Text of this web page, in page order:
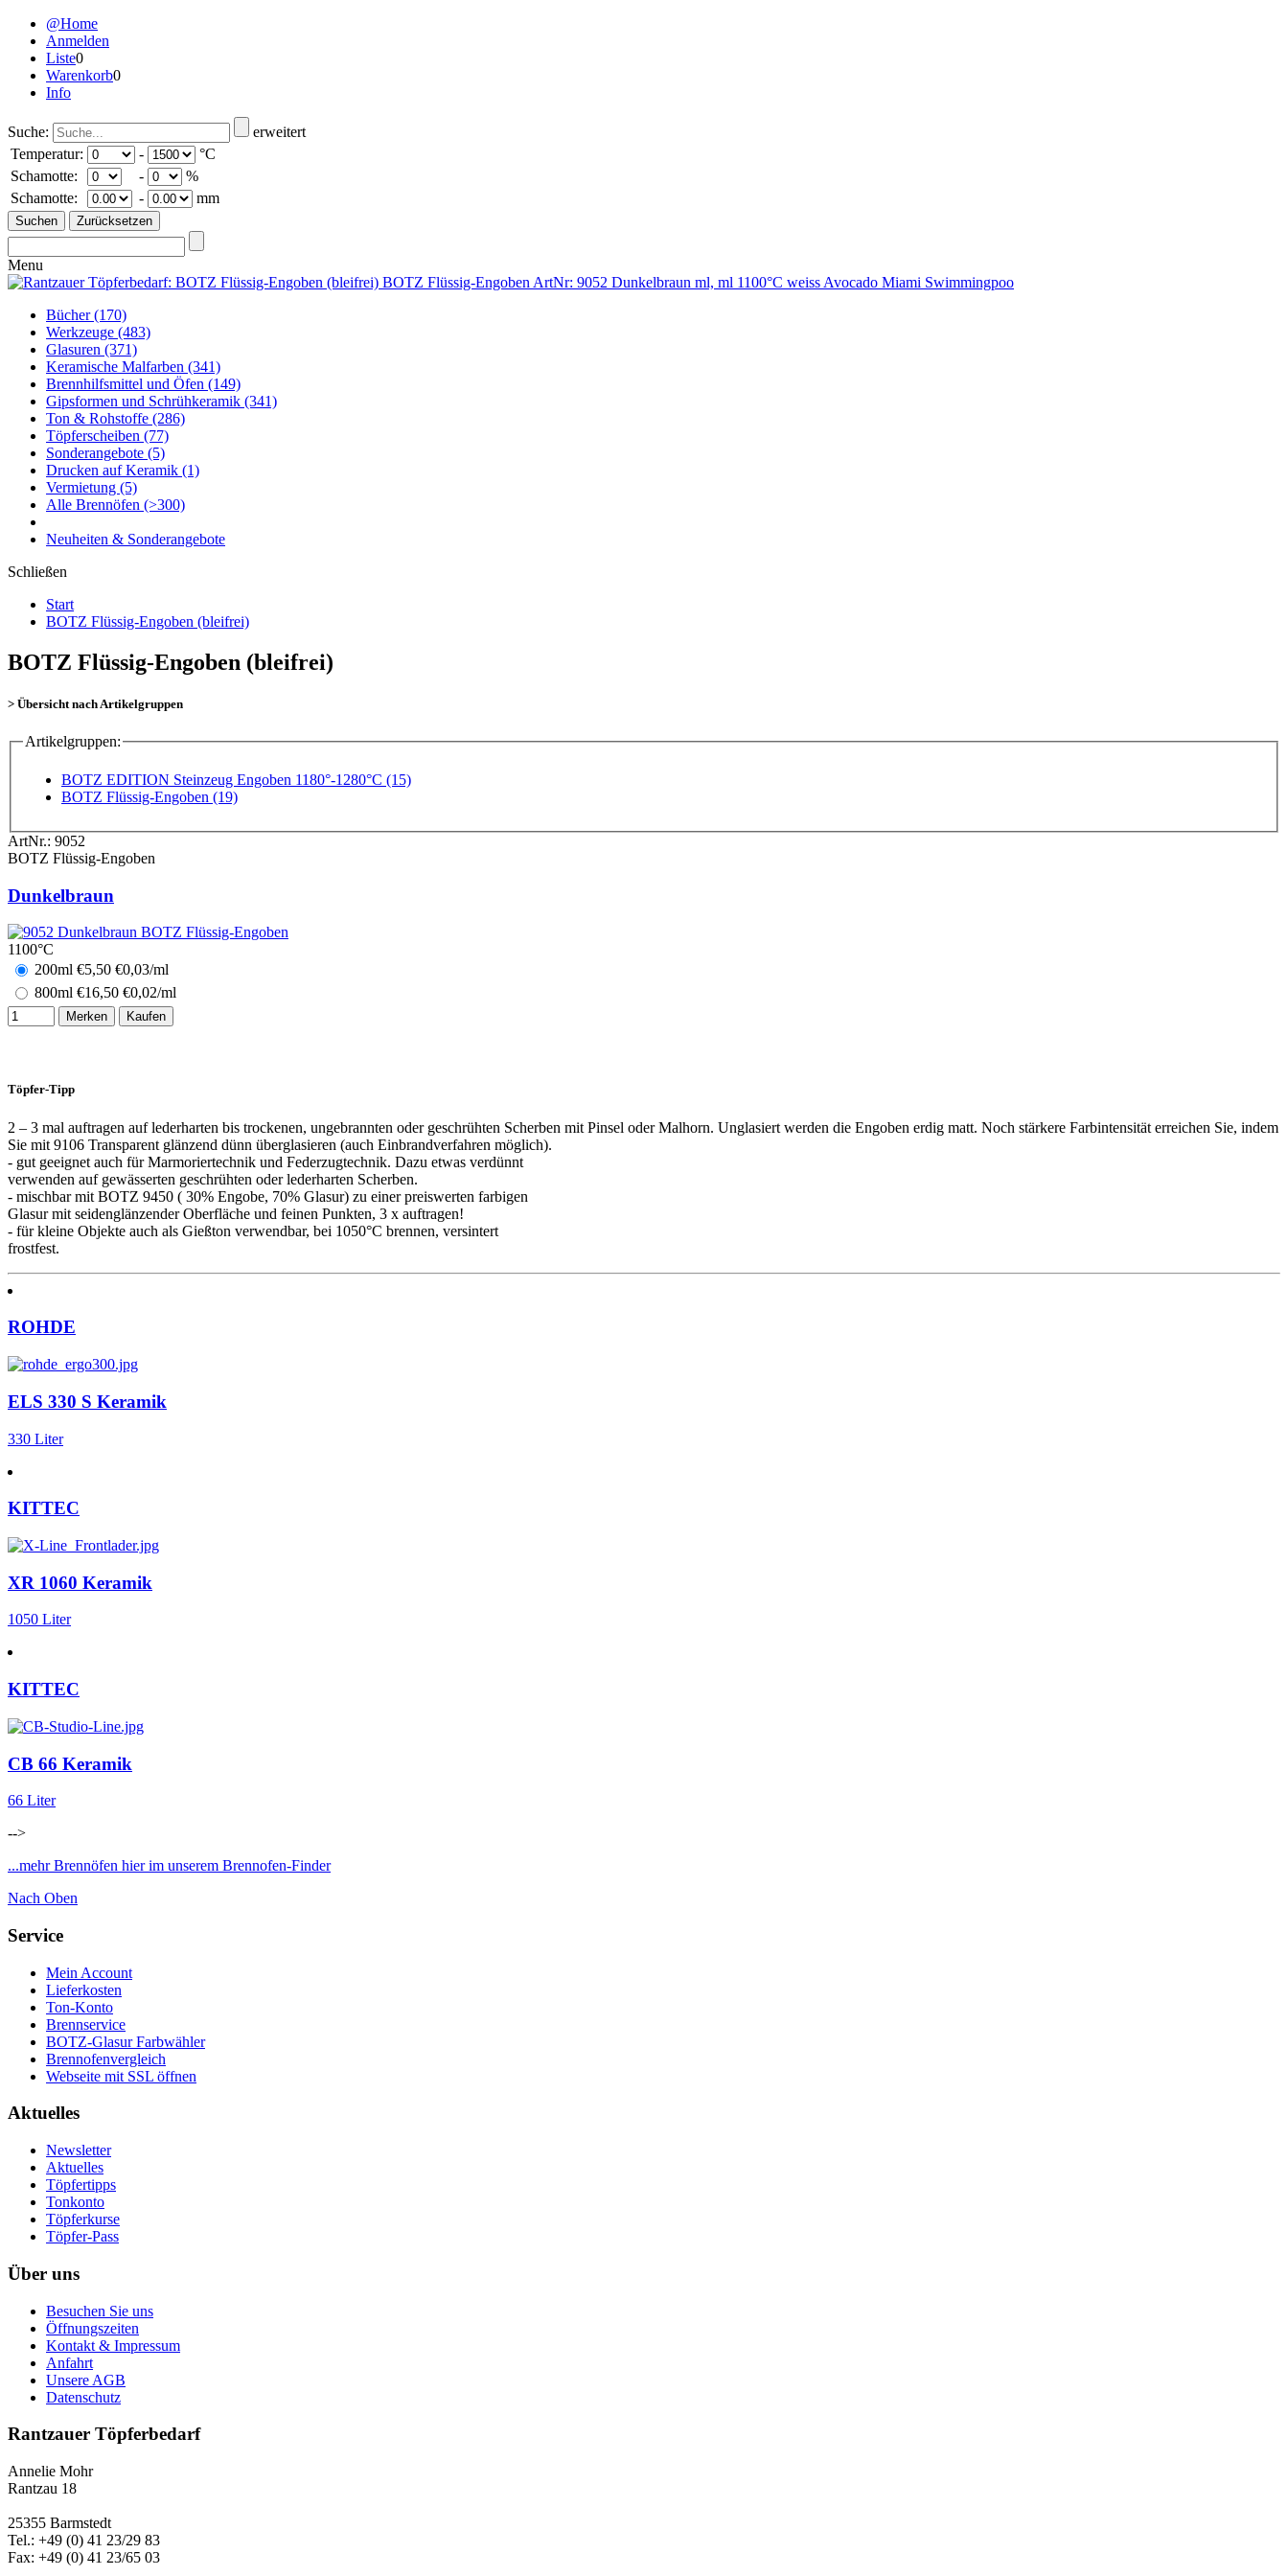
@Home
Anmelden
Liste0
Warenkorb0
Info
Suche:
erweitert
Temperatur:
-
°C
Schamotte:
-
%
Schamotte:
- mm
Menu
Bücher(170)
Werkzeuge (483)
Glasuren (371)
Keramische Malfarben (341)
Brennhilfsmittel und Öfen (149)
Gipsformen und Schrühkeramik (341)
Ton & Rohstoffe (286)
Töpferscheiben (77)
Sonderangebote (5)
Drucken auf Keramik (1)
Vermietung (5)
Alle Brennöfen (>300)
Neuheiten & Sonderangebote
Schließen
Start
BOTZ Flüssig-Engoben (bleifrei)
BOTZ Flüssig-Engoben (bleifrei)
> Übersicht nach Artikelgruppen
Artikelgruppen:
BOTZ EDITION Steinzeug Engoben 1180°-1280°C (15)
BOTZ Flüssig-Engoben (19)
ArtNr.: 9052
BOTZ Flüssig-Engoben
Dunkelbraun
1100°C
200ml €5,50 €0,03/ml
800ml €16,50 €0,02/ml
Merken Kaufen
Töpfer-Tipp
2 – 3 mal auftragen auf lederharten bis trockenen, ungebrannten oder geschrühten Scherben mit Pinsel oder Malhorn. Unglasiert werden die Engoben erdig matt. Noch stärkere Farbintensität erreichen Sie, indem
Sie mit 9106 Transparent glänzend dünn überglasieren (auch Einbrandverfahren möglich).
- gut geeignet auch für Marmoriertechnik und Federzugtechnik. Dazu etwas verdünnt
verwenden auf gewässerten geschrühten oder lederharten Scherben.
- mischbar mit BOTZ 9450 ( 30% Engobe, 70% Glasur) zu einer preiswerten farbigen
Glasur mit seidenglänzender Oberfläche und feinen Punkten, 3 x auftragen!
- für kleine Objekte auch als Gießton verwendbar, bei 1050°C brennen, versintert
frostfest.
ROHDE
ELS 330 S Keramik
330 Liter
KITTEC
XR 1060 Keramik
1050 Liter
KITTEC
CB 66 Keramik
66 Liter
-->
...mehr Brennöfen hier im unserem Brennofen-Finder
Nach Oben
Service
Mein Account
Lieferkosten
Ton-Konto
Brennservice
BOTZ-Glasur Farbwähler
Brennofenvergleich
Webseite mit SSL öffnen
Aktuelles
Newsletter
Aktuelles
Töpfertipps
Tonkonto
Töpferkurse
Töpfer-Pass
Über uns
Besuchen Sie uns
Öffnungszeiten
Kontakt & Impressum
Anfahrt
Unsere AGB
Datenschutz
Rantzauer Töpferbedarf
Annelie Mohr
Rantzau 18
25355 Barmstedt
Tel.: +49 (0) 41 23/29 83
Fax: +49 (0) 41 23/65 03